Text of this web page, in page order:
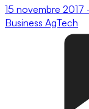
15 novembre 2017
Business AgTech